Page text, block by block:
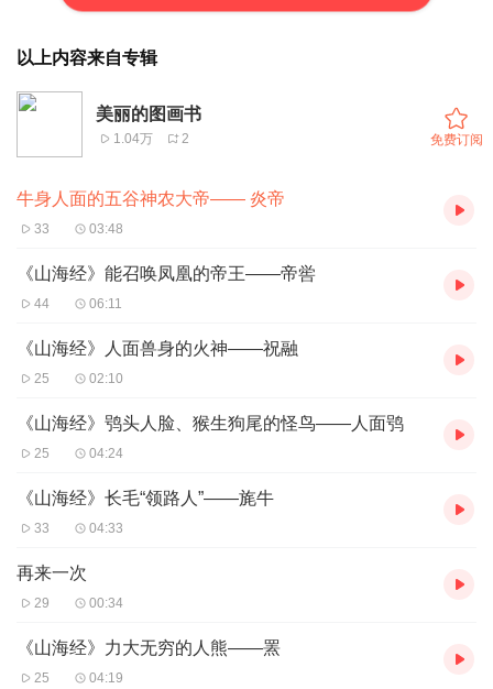
以上内容来自专辑
美丽的图画书
1.04万 2 免费订阅
牛身人面的五谷神农大帝—— 炎帝
33 03:48
《山海经》能召唤凤凰的帝王——帝喾
44 06:11
《山海经》人面兽身的火神——祝融
25 02:10
《山海经》鸮头人脸、猴生狗尾的怪鸟——人面鸮
25 04:24
《山海经》长毛“领路人”——旄牛
33 04:33
再来一次
29 00:34
《山海经》力大无穷的人熊——罴
25 04:19